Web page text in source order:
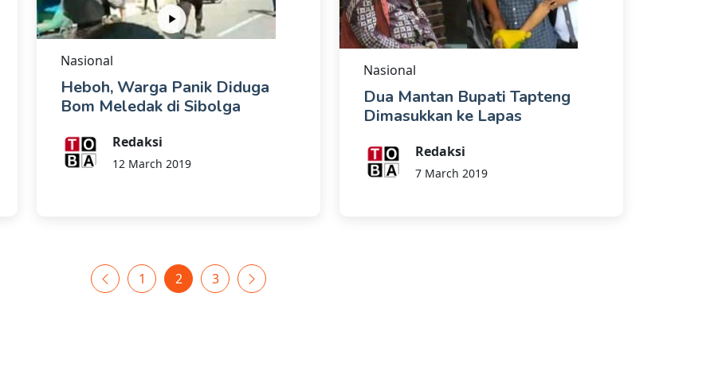
Nasional
Heboh, Warga Panik Diduga
Bom Meledak di Sibolga
Redaksi
12 March 2019
Nasional
Dua Mantan Bupati Tapteng
Dimasukkan ke Lapas
Redaksi
7 March 2019
1 2 3